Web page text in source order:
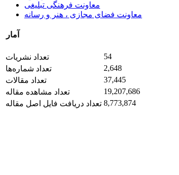
معاونت فرهنگی تبلیغی
معاونت فضای مجازی ، هنر و رسانه
آمار
تعداد نشریات
54
تعداد شماره‌ها
2,648
تعداد مقالات
37,445
تعداد مشاهده مقاله
19,207,686
تعداد دریافت فایل اصل مقاله 8,773,874